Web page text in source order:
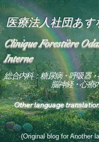
医療法人社団あす
Clinique Forestière
Interne
Other language
総合内科：糖尿病・呼吸器
脳神経・心療
(Original blog for Another